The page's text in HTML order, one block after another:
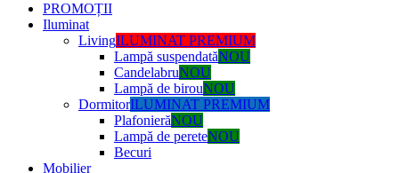
PROMOȚII
Iluminat
LivingILUMINAT PREMIUM
Lampă suspendatăNOU
CandelabruNOU
Lampă de birouNOU
DormitorILUMINAT PREMIUM
PlafonierăNOU
Lampă de pereteNOU
Becuri
Mobilier